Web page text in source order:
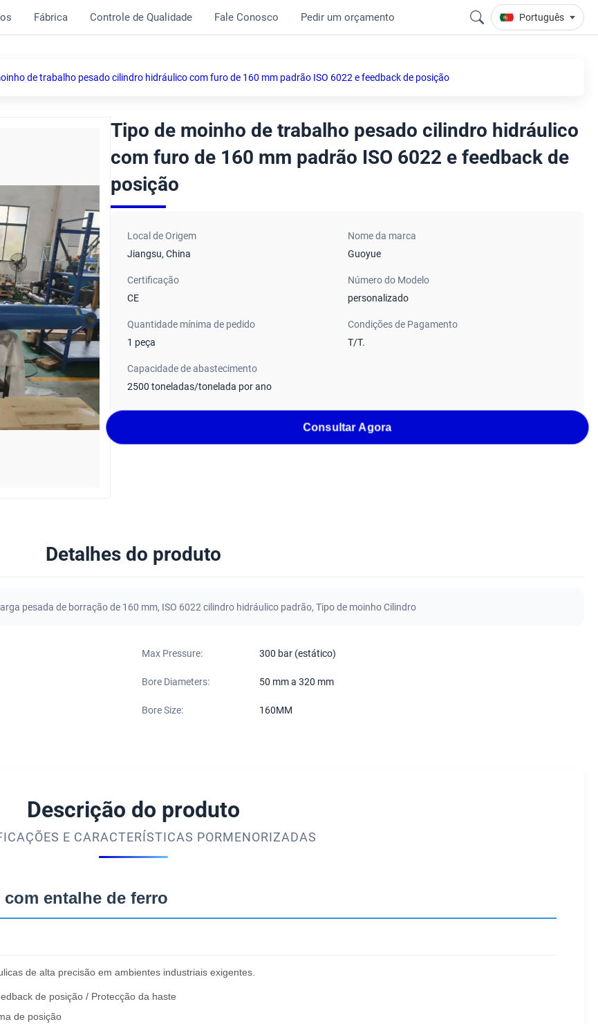
Fábrica Controle de Qualidade Fale Conosco Pedir um orçamento Português
de trabalho pesado cilindro hidráulico com furo de 160 mm padrão ISO 6022 e feedback de posição
Tipo de moinho de trabalho pesado cilindro hidráulico
com furo de 160 mm padrão ISO 6022 e feedback de
posição
Local de Origem
Jiangsu, China
Nome da marca
Guoyue
Certificação
CE
Número do Modelo
personalizado
Quantidade mínima de pedido
1 peça
Condições de Pagamento
T/T.
Capacidade de abastecimento
2500 toneladas/tonelada por ano
Consultar Agora
Detalhes do produto
pesada de borração de 160 mm, ISO 6022 cilindro hidráulico padrão, Tipo de moinho Cilindro
Max Pressure: 300 bar (estático)
Bore Diameters: 50 mm a 320 mm
Bore Size: 160MM
Descrição do produto
E CARACTERÍSTICAS PORMENORIZADAS
entalhe de ferro
de alta precisão em ambientes industriais exigentes.
de posição / Protecção da haste
de posição